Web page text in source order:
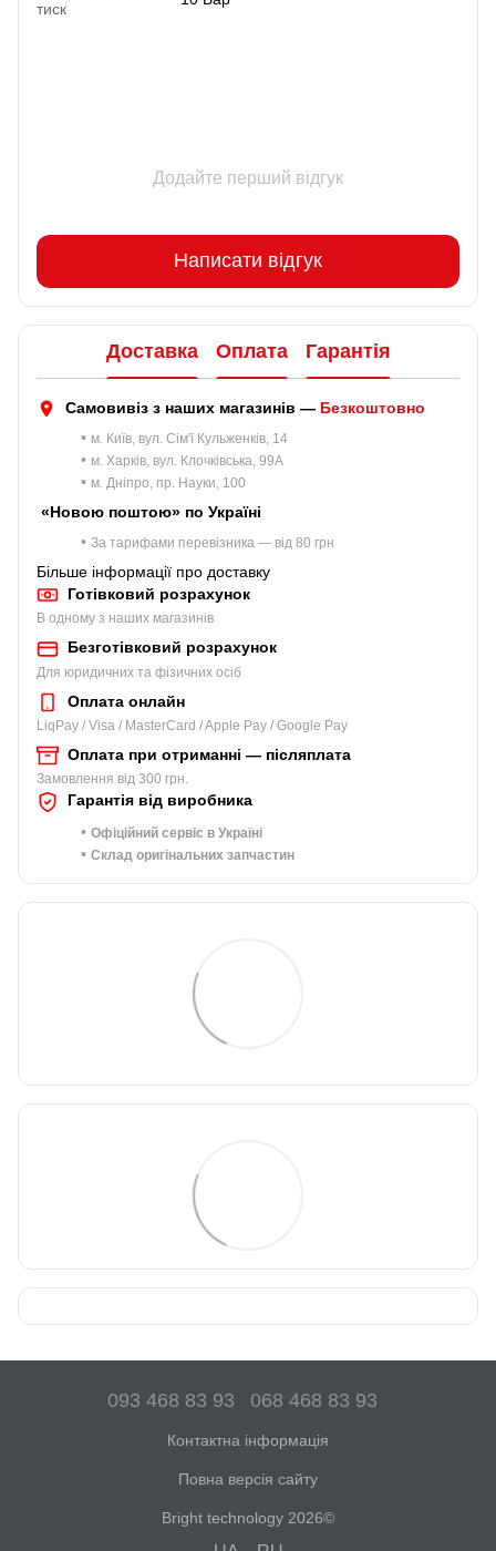
тиск
Додайте перший відгук
Написати відгук
Доставка Оплата Гарантія
Самовивіз з наших магазинів — Безкоштовно
• м. Київ, вул. Сім'ї Кульженків, 14
• м. Харків, вул. Клочківська, 99A
• м. Дніпро, пр. Науки, 100
«Новою поштою» по Україні
• За тарифами перевізника — від 80 грн
Більше інформації про доставку
Готівковий розрахунок
В одному з наших магазинів
Безготівковий розрахунок
Для юридичних та фізичних осіб
Оплата онлайн
LiqPay / Visa / MasterCard / Apple Pay / Google Pay
Оплата при отриманні — післяплата
Замовлення від 300 грн.
Гарантія від виробника
• Офіційний сервіс в Україні
• Склад оригінальних запчастин
093 468 83 93 068 468 83 93
Контактна інформація
Повна версія сайту
Bright technology 2026©